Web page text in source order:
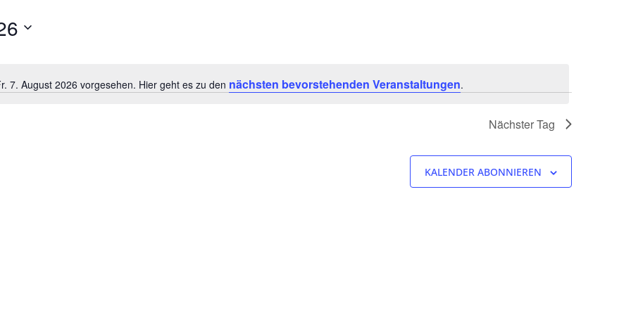
Hinweis
7. August 2026 vorgesehen. Hier geht es zu den nächsten bevorstehenden Veranstaltungen.
Nächster Tag
KALENDER ABONNIEREN